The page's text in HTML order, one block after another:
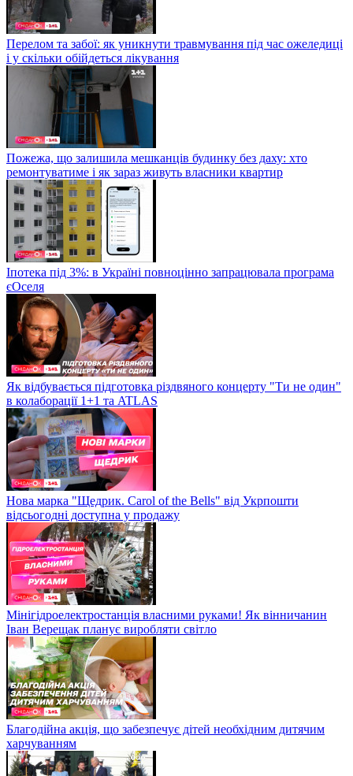
Перелом та забої: як уникнути травмування під час ожеледиці
і у скільки обійдеться лікування
Пожежа, що залишила мешканців будинку без даху: хто
ремонтуватиме і як зараз живуть власники квартир
Іпотека під 3%: в Україні повноцінно запрацювала програма
єОселя
Як відбувається підготовка різдвяного концерту "Ти не один"
в колаборації 1+1 та ATLAS
Нова марка "Щедрик. Carol of the Bells" від Укрпошти
відсьогодні доступна у продажу
Мінігідроелектростанція власними руками! Як вінничанин
Іван Верещак планує виробляти світло
Благодійна акція, що забезпечує дітей необхідним дитячим
харчуванням